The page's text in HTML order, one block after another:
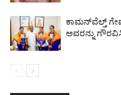
ಕಾಮನ್‌ವೆಲ್ತ್
ಅವರನ್ನು